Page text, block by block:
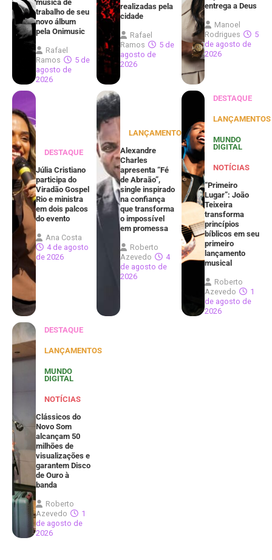
música de
trabalho de seu
novo álbum
pela Onimusic
Rafael
Ramos
5 de
agosto de
2026
realizadas pela
cidade
Rafael
Ramos
5 de
agosto de
2026
entrega a Deus
Manoel
Rodrigues
5
de agosto de
2026
DESTAQUE
Júlia Cristiano
participa do
Viradão Gospel
Rio e ministra
em dois palcos
do evento
Ana Costa
4 de agosto
de 2026
LANÇAMENTOS
Alexandre
Charles
apresenta “Fé
de Abraão”,
single inspirado
na confiança
que transforma
o impossível
em promessa
Roberto
Azevedo
4
de agosto de
2026
DESTAQUE
LANÇAMENTOS
MUNDO
DIGITAL
NOTÍCIAS
“Primeiro
Lugar”: João
Teixeira
transforma
princípios
bíblicos em seu
primeiro
lançamento
musical
Roberto
Azevedo
1
de agosto de
2026
DESTAQUE
LANÇAMENTOS
MUNDO
DIGITAL
NOTÍCIAS
Clássicos do
Novo Som
alcançam 50
milhões de
visualizações e
garantem Disco
de Ouro à
banda
Roberto
Azevedo
1
de agosto de
2026